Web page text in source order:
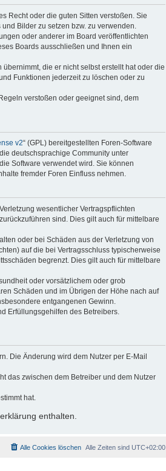
Recht oder die guten Sitten verstoßen. Sie
Bilder zu setzen bzw. zu verwenden.
oder anderer im Board veröffentlichten
Boards ausschließen und Ihnen ein
die er nicht selbst erstellt hat oder die
Funktionen jederzeit zu löschen oder zu
verstoßen oder geeignet sind, dem
v2“ (GPL) bereitgestellten Foren-Software
deutschsprachige Community unter
Software verwendet wird. Sie können
fremder Foren Einfluss nehmen.
wesentlicher Vertragspflichten
sind. Dies gilt auch für mittelbare
oder bei Schäden aus der Verletzung von
auf die bei Vertragsschluss typischerweise
begrenzt. Dies gilt auch für mittelbare
oder vorsätzlichem oder grob
Schäden und im Übrigen der Höhe nach auf
entgangenen Gewinn.
Erfüllungsgehilfen des Betreibers.
Die Änderung wird dem Nutzer per E-Mail
das zwischen dem Betreiber und dem Nutzer
hat.
enthalten.
Alle Zeiten sind UTC+02:00
Alle Cookies löschen